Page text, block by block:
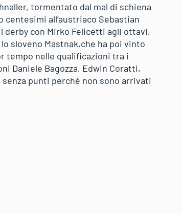
tormentato dal mal di schiena
all’austriaco Sebastian
derby con Mirko Felicetti agli ottavi,
sloveno Mastnak,che ha poi vinto
tempo nelle qualificazioni tra i
Daniele Bagozza, Edwin Coratti,
punti perché non sono arrivati